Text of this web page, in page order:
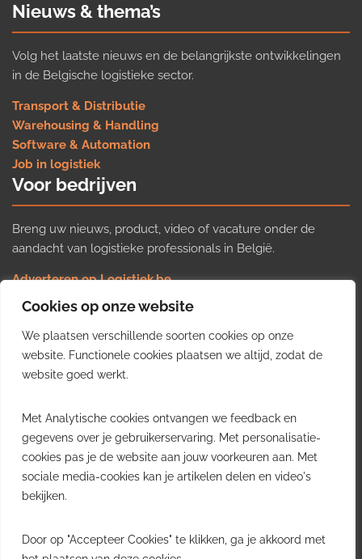
Cookies op onze website
We plaatsen verschillende soorten cookies op onze
website. Functionele cookies plaatsen we altijd, zodat de
website goed werkt.
Met Analytische cookies ontvangen we feedback en
gegevens over je gebruikerservaring. Met personalisatie-
cookies pas je de website aan jouw voorkeuren aan. Met
sociale media-cookies kan je artikelen delen en video's
bekijken.
Door op "Accepteer Cookies" te klikken, ga je akkoord met
Nieuws & thema’s
Volg het laatste nieuws en de belangrijkste ontwikkelingen
in de Belgische logistieke sector.
Transport & Distributie
Warehousing & Handling
Software & Automation
Job in logistiek
Voor bedrijven
Breng uw nieuws, product, video of vacature onder de
aandacht van logistieke professionals in België.
Adverteren op Logistiek.be
Nieuws insturen
Uw video op Logistiek.TV
Job plaatsen
Gratis wekelijkse update
inzichten uit de Belgische logistieke sector in uw inbox.
Ontvang je gratis
wekelijkse update
Uitschrijven kan altijd.